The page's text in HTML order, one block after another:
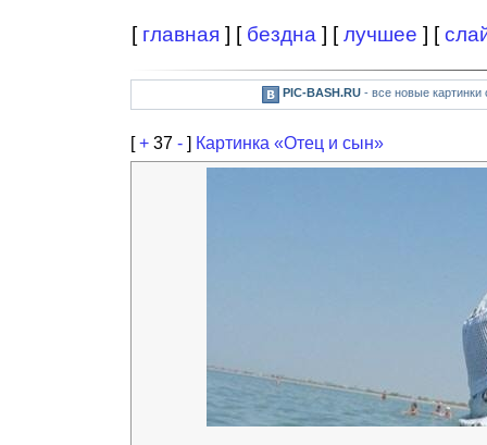
[ главная ] [ бездна ] [лучшее ] [
PIC-BASH.RU- все новые картинки
[+ 37 - ] Картинка «Отец и сын»